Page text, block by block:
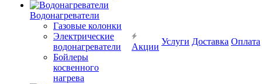
Водонагреватели
Газовые колонки
Электрические
водонагреватели
Бойлеры
косвенного
нагрева
Акции
Услуги Доставка Оплата